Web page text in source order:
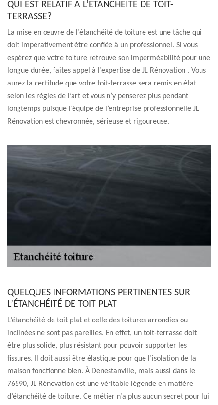
QUI EST RELATIF À L’ÉTANCHÉITÉ DE TOIT-
TERRASSE?
La mise en œuvre de l’étanchéité de toiture est une tâche qui
doit impérativement être confiée à un professionnel. Si vous
espérez que votre toiture retrouve son imperméabilité pour une
longue durée, faites appel à l’expertise de JL Rénovation . Vous
aurez la certitude que votre toit-terrasse sera remis en état
selon les règles de l’art et vous n’y penserez plus pendant
longtemps puisque l’équipe de l’entreprise professionnelle JL
Rénovation est chevronnée, sérieuse et rigoureuse.
QUELQUES INFORMATIONS PERTINENTES SUR
L’ÉTANCHÉITÉ DE TOIT PLAT
L’étanchéité de toit plat et celle des toitures arrondies ou
inclinées ne sont pas pareilles. En effet, un toit-terrasse doit
être plus solide, plus résistant pour pouvoir supporter les
fissures. Il doit aussi être élastique pour que l’isolation de la
maison fonctionne bien. À Denestanville, mais aussi dans le
76590, JL Rénovation est une véritable légende en matière
d’étanchéité de toiture. Ce métier n’a plus aucun secret pour lui